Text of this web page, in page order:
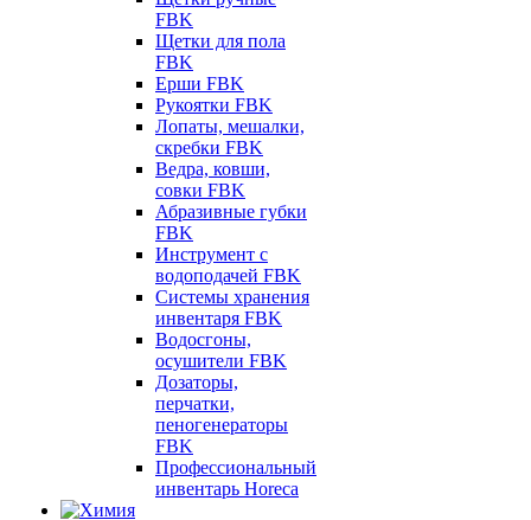
FBK
Щетки для пола
FBK
Ерши FBK
Рукоятки FBK
Лопаты, мешалки,
скребки FBK
Ведра, ковши,
совки FBK
Абразивные губки
FBK
Инструмент с
водоподачей FBK
Системы хранения
инвентаря FBK
Водосгоны,
осушители FBK
Дозаторы,
перчатки,
пеногенераторы
FBK
Профессиональный
инвентарь Horeca